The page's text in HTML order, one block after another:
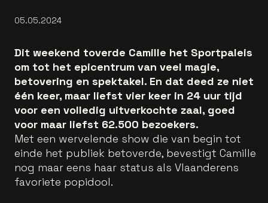
05.05.2024
Dit weekend toverde Camille het Sportpaleis
om tot het epicentrum van veel magie,
betovering en spektakel. En dat deed ze niet
één keer, maar liefst vier keer in 24 uur tijd
voor een volledig uitverkochte zaal, goed
voor maar liefst 62.500 bezoekers.
Met een wervelende show die van begin tot
einde het publiek betoverde, bevestigt Camille
nog maar eens haar status als Vlaanderens
favoriete popidool.